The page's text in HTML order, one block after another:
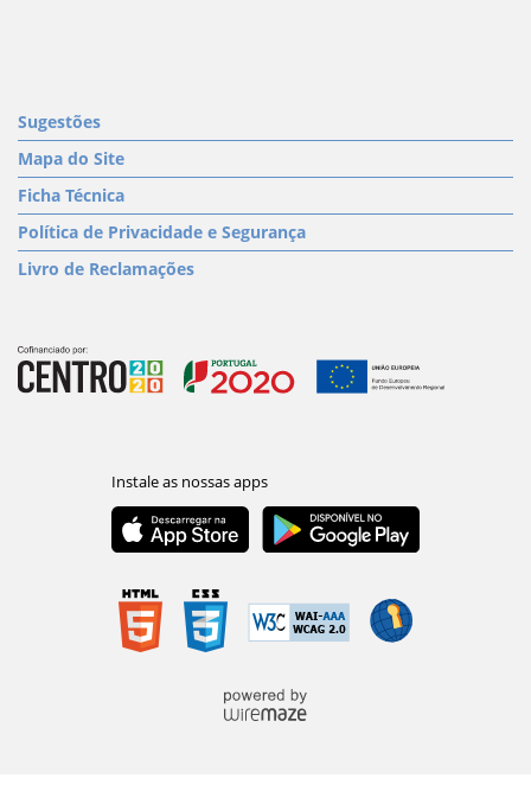
Sugestões
Mapa do Site
Ficha Técnica
Política de Privacidade e Segurança
Livro de Reclamações